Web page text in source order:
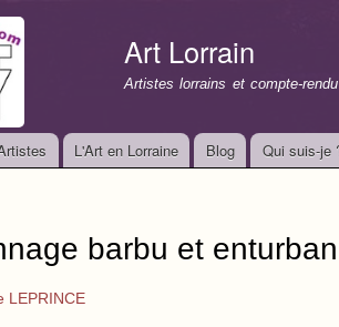
Art Lorrain
Artistes lorrains et compte-
L'Art en Lorraine Blog Qui suis-je
barbu et
LEPRINCE